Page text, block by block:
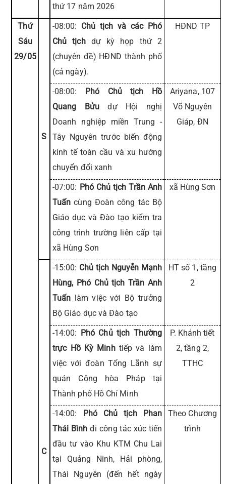
thứ 17 năm 2026
Thứ
Sáu
29/05
S
-08:00: Chủ tịch và các Phó
Chủ tịchdự kỳ họp thứ 2
(chuyên đề) HĐND thành phố
(cả ngày).
HĐND TP
-08:00: Phó Chủ tịch Hồ
Quang Bửu dự Hội nghị
Doanh nghiệp miền Trung -
Tây Nguyên trước biến động
kinh tế toàn cầu và xu hướng
chuyển đổi xanh
Ariyana, 107
Võ Nguyên
Giáp, ĐN
-07:00: Phó Chủ tịch Trần Anh
Tuấn cùng Đoàn công tác Bộ
Giáo dục và Đào tạo kiểm tra
công trình trường liên cấp tại
xã Hùng Sơn
xã Hùng Sơn
C
-15:00: Chủ tịch Nguyễn Mạnh
Hùng, Phó Chủ tịch Trần Anh
Tuấn làm việc với Bộ trưởng
Bộ Giáo dục và Đào tạo
HT số 1, tầng
2
-14:00: Phó Chủ tịch Thường
trực Hồ Kỳ Minhtiếp và làm
việc với đoàn Tổng Lãnh sự
quán Cộng hòa Pháp tại
Thành phố Hồ Chí Minh
P. Khánh tiết
2, tầng 2,
TTHC
-14:00: Phó Chủ tịch Phan
Thái Bình đi công tác xúc tiến
đầu tư vào Khu KTM Chu Lai
tại Quảng Ninh, Hải phòng,
Thái Nguyên (đến hết ngày
Theo Chương
trình